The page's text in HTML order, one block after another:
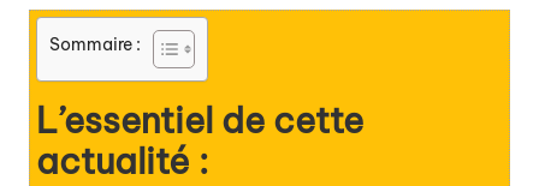
Sommaire :
L’essentiel de cette
actualité :